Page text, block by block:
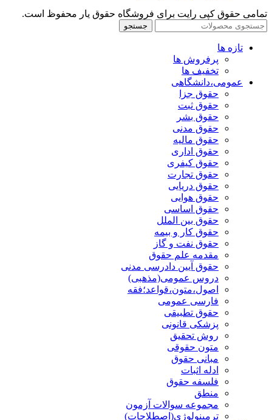
تمامی حقوق کپی رایت برای فروشگاه حقوق یار محفوظ است.
جستجو
تازه ها
پرفروش ها
تخفیف ها
عمومی،دانشگاهی
حقوق جزا
حقوق ثبت
حقوق بشر
حقوق مدنی
حقوق مالیه
حقوق اداری
حقوق کیفری
حقوق تجارت
حقوق دریایی
حقوق هوایی
حقوق اساسی
حقوق بین الملل
حقوق کار و بیمه
حقوق نفت و گاز
مقدمه علم حقوق
حقوق آیین دادرسی مدنی
دروس عمومی(مذهبی)
اصول،متون،قواعد؛فقه
فارسی عمومی
حقوق تطبیقی
پزشکی قانونی
روش تحقیق
متون حقوقی
مبانی حقوق
ادله اثبات
فلسفه حقوق
منطق
مجموعه سوالات آزمون
ترمینولوژی(اصطلاحات)